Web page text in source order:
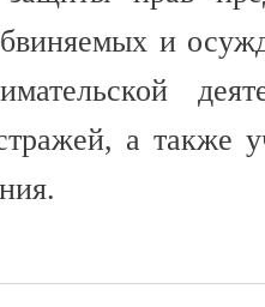
и
а также